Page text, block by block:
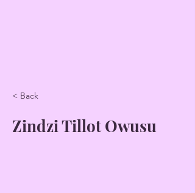
< Back
Zindzi Tillot Owusu